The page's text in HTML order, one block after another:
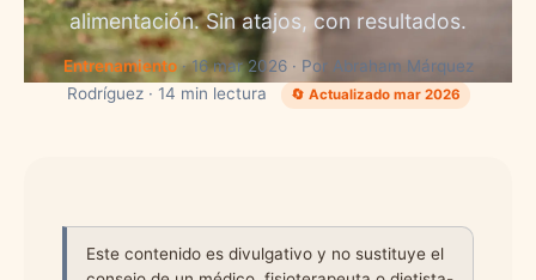
alimentación. Sin atajos, con resultados.
Entrenamiento· 16 mar 2026 · Por Abraham Márquez
Rodríguez · 14 min lectura
🔄 Actualizado mar 2026
Este contenido es divulgativo y no sustituye el